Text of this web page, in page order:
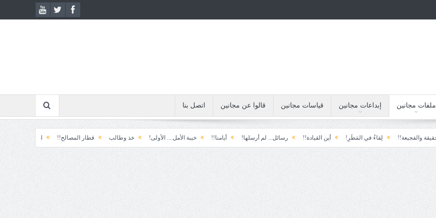
ملفات مجانين إبداعات مجانين قياسات مجانين قالوا عن مجانين اتصل بنا
لِقاءُ في المَطَرِ! أين القيادة!! رسائل... لم أرسلها! أيامنا!! خيبة الأمل.... الأولى! خذ وطالب قطار المصالح!! ابتسامة الطوارئ!